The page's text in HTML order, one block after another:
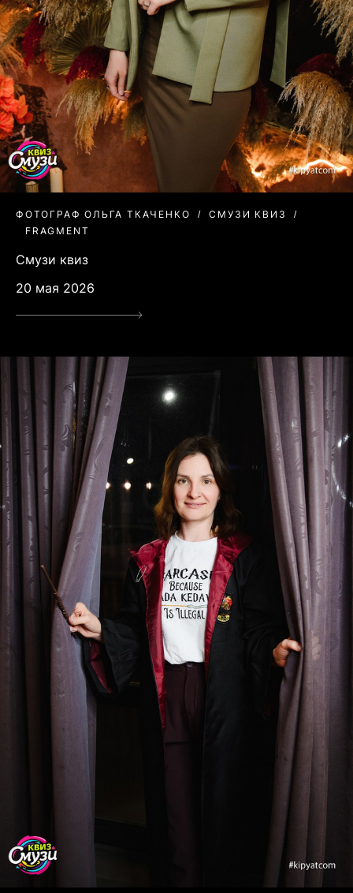
ФОТОГРАФ ОЛЬГА ТКАЧЕНКО
СМУЗИ КВИЗ
FRAGMENT
Смузи квиз
20 мая 2026